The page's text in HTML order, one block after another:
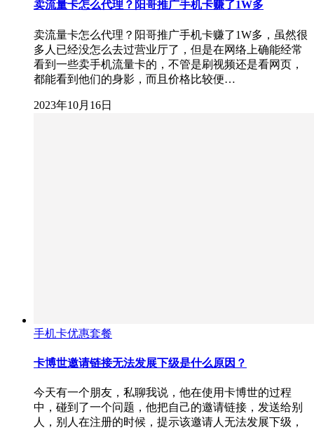
卖流量卡怎么代理？阳哥推广手机卡赚了1W多
卖流量卡怎么代理？阳哥推广手机卡赚了1W多，虽然很
多人已经没怎么去过营业厅了，但是在网络上确能经常
看到一些卖手机流量卡的，不管是刷视频还是看网页，
都能看到他们的身影，而且价格比较便…
2023年10月16日
手机卡优惠套餐
卡博世邀请链接无法发展下级是什么原因？
今天有一个朋友，私聊我说，他在使用卡博世的过程
中，碰到了一个问题，他把自己的邀请链接，发送给别
人，别人在注册的时候，提示该邀请人无法发展下级，